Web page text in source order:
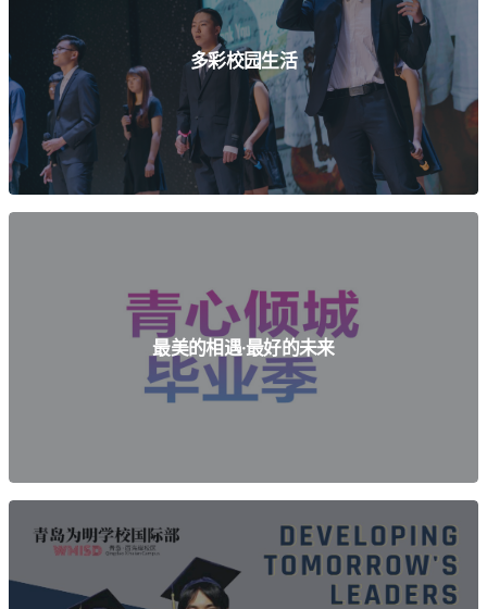
查看详情
多彩校园生活
查看详情
最美的相遇·最好的未来